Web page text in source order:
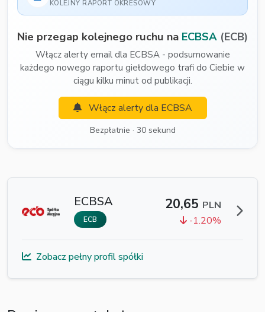
KOLEJNY RAPORT OKRESOWY
Nie przegap kolejnego ruchu na ECBSA (ECB)
Włącz alerty email dla ECBSA - podsumowanie
każdego nowego raportu giełdowego trafi do Ciebie w
ciągu kilku minut od publikacji.
Włącz alerty dla ECBSA
Bezpłatnie · 30 sekund
ECBSA
ECB
20,65 PLN
-1.20%
Zobacz pełny profil spółki